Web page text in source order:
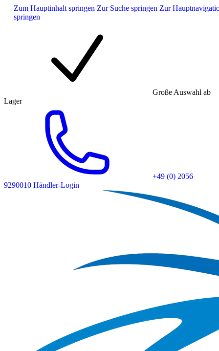
Zum Hauptinhalt springen Zur Suche springen Zur
springen
Große Auswahl ab
Lager
+49 (0) 2056
9290010 Händler-Login